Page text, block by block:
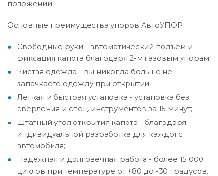
положении.
Основные преимущества упоров АвтоУПОР
Cвободные руки - автоматический подъем и
фиксация капота благодаря 2-м газовым упорам;
Чистая одежда - вы никогда больше не
запачкаете одежду при открытии;
Легкая и быстрая установка - установка без
сверления и спец. инструментов за 15 минут;
Штатный угол открытия капота - благодаря
индивидуальной разработке для каждого
автомобиля;
Надежная и долговечная работа - более 15 000
циклов при температуре от +80 до -30 градусов.